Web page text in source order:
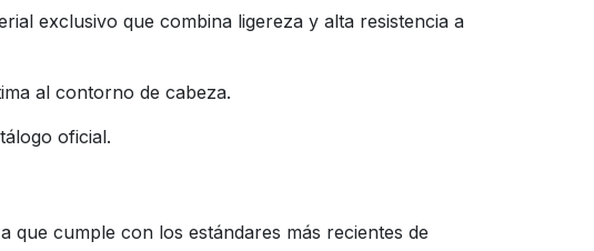
exclusivo que combina ligereza y alta resistencia a
al contorno de cabeza.
oficial.
que cumple con los estándares más recientes de